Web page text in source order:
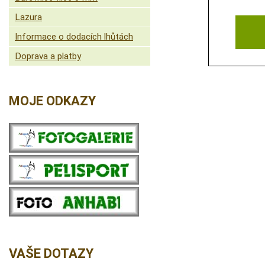
Lazura
Informace o dodacích lhůtách
Doprava a platby
MOJE ODKAZY
VAŠE DOTAZY